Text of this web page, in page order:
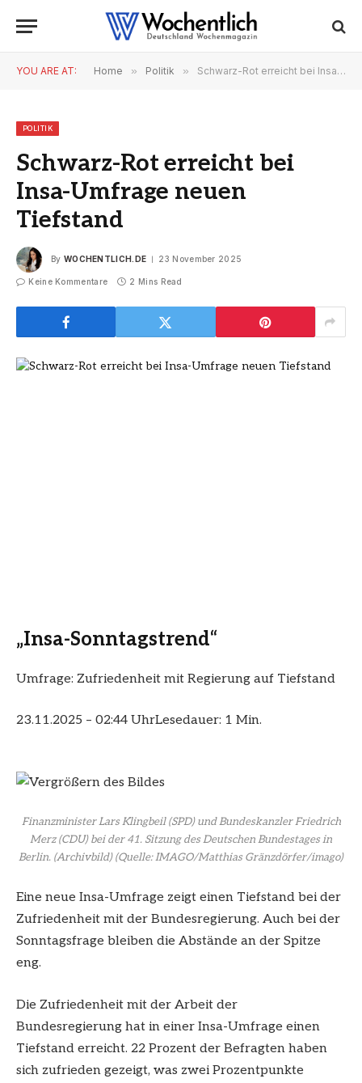
YOU ARE AT: Home » Politik » Schwarz-Rot erreicht bei Insa-Umfrage neuen Tiefstand
POLITIK
Schwarz-Rot erreicht bei
Insa-Umfrage neuen
Tiefstand
By WOCHENTLICH.DE 23 November 2025
Keine Kommentare 2 Mins Read
„Insa-Sonntagstrend“
Umfrage: Zufriedenheit mit Regierung auf Tiefstand
23.11.2025 – 02:44 UhrLesedauer: 1 Min.
Finanzminister Lars Klingbeil (SPD) und Bundeskanzler Friedrich
Merz (CDU) bei der 41. Sitzung des Deutschen Bundestages in
Berlin. (Archivbild)(Quelle: IMAGO/Matthias Gränzdörfer/imago)
Eine neue Insa-Umfrage zeigt einen Tiefstand bei der
Zufriedenheit mit der Bundesregierung. Auch bei der
Sonntagsfrage bleiben die Abstände an der Spitze
eng.
Die Zufriedenheit mit der Arbeit der
Bundesregierung hat in einer Insa-Umfrage einen
Tiefstand erreicht. 22 Prozent der Befragten haben
sich zufrieden gezeigt, was zwei Prozentpunkte